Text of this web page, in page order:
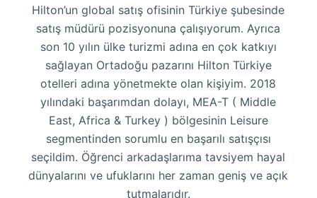
Hilton’un global satış ofisinin Türkiye şubesinde
satış müdürü pozisyonuna çalışıyorum. Ayrıca
son 10 yılın ülke turizmi adına en çok katkıyı
sağlayan Ortadoğu pazarını Hilton Türkiye
otelleri adına yönetmekte olan kişiyim. 2018
yılındaki başarımdan dolayı, MEA-T ( Middle
East, Africa & Turkey ) bölgesinin Leisure
segmentinden sorumlu en başarılı satışçısı
seçildim. Öğrenci arkadaşlarıma tavsiyem hayal
dünyalarını ve ufuklarını her zaman geniş ve açık
tutmalarıdır.